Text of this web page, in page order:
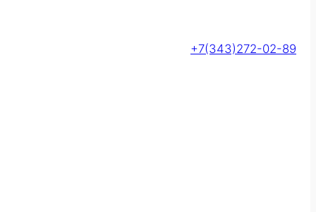
+7(343)272-02-89